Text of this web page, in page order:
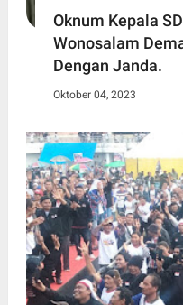
Oknum Kepala
Wonosalam
Dengan Janda.
Oktober 04, 2023